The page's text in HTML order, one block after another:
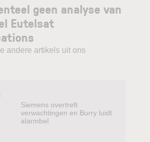
geen analyse van
Eutelsat
andere artikels uit ons
Siemens overtreft
verwachtingen en Burry luidt
alarmbel